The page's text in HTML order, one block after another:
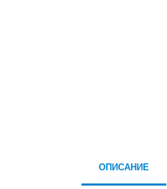
ОПИСАНИЕ